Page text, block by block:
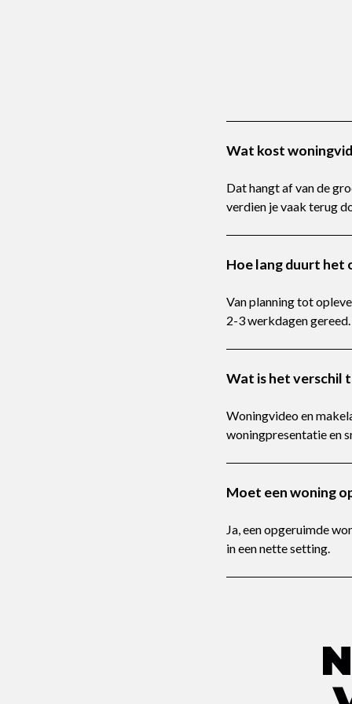
Wat kost
Dat hangt af van de
verdien je vaak terug
Hoe lang duurt het
Van planning tot
2-3 werkdagen gereed.
Wat is het verschil
Woningvideo en
woningpresentatie en
Moet een woning
Ja, een opgeruimde
in een nette setting.